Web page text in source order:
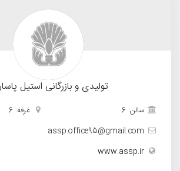
تولیدی و بازرگانی استیل
سالن: 6
غرفه: 6
assp.office95@gmail.com
www.assp.ir